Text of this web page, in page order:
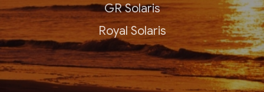
GR Solaris
Royal Solaris